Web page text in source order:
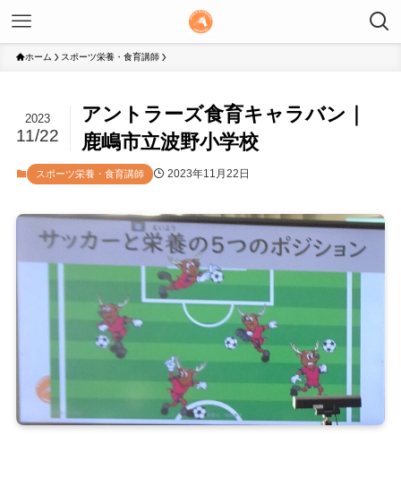
ホーム スポーツ栄養・食育講師
アントラーズ食育キャラバン｜
鹿嶋市立波野小学校
2023
11/22
スポーツ栄養・食育講師 2023年11月22日